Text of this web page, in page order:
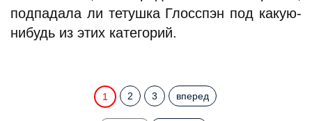
подпадала ли тетушка Глосспэн под какую-
нибудь из этих категорий.
1 2 3 вперед